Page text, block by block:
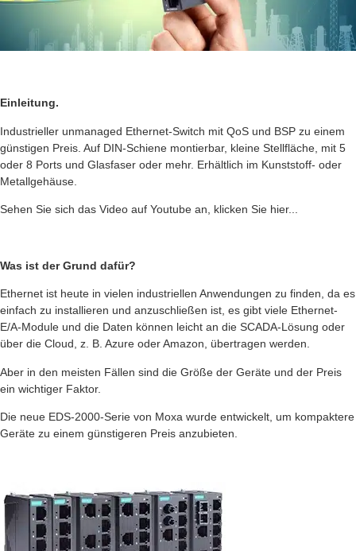
Einleitung.
Industrieller unmanaged Ethernet-Switch mit QoS und BSP zu einem
günstigen Preis. Auf DIN-Schiene montierbar, kleine Stellfläche, mit 5
oder 8 Ports und Glasfaser oder mehr. Erhältlich im Kunststoff- oder
Metallgehäuse.
Sehen Sie sich das Video auf Youtube an, klicken Sie hier...
Was ist der Grund dafür?
Ethernet ist heute in vielen industriellen Anwendungen zu finden, da es
einfach zu installieren und anzuschließen ist, es gibt viele Ethernet-
E/A-Module und die Daten können leicht an die SCADA-Lösung oder
über die Cloud, z. B. Azure oder Amazon, übertragen werden.
Aber in den meisten Fällen sind die Größe der Geräte und der Preis
ein wichtiger Faktor.
Die neue EDS-2000-Serie von Moxa wurde entwickelt, um kompaktere
Geräte zu einem günstigeren Preis anzubieten.